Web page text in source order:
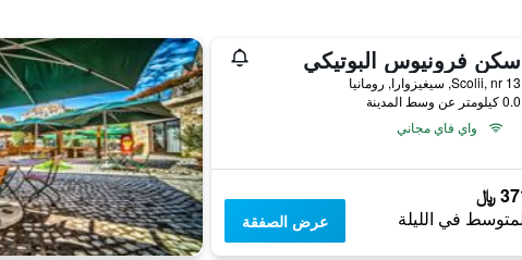
سكن فرونيوس البوتيكي
Scolii, nr 13, سيغيزوارا, رومانيا
0.0 كيلومتر عن وسط المدينة
واي فاي مجاني
﷼
في الليلة عرض الصفقة